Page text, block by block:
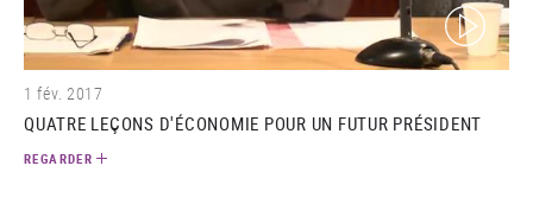
(video)
1 fév. 2017
QUATRE LEÇONS D'ÉCONOMIE POUR UN FUTUR PRÉSIDENT
REGARDER